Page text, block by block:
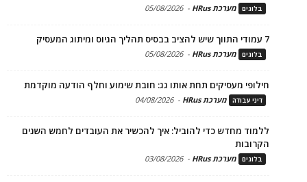
בלוגים מערכת HRus -
05/08/2026
7 עמודי התווך שיש להציב בבסיס תהליך הגיוס ומיתוג המעסיק
בלוגים מערכת HRus -
05/08/2026
חילופי מעסיקים תחת אותו גג: חובת שימוע וחלף הודעה מוקדמת
דיני עבודה מערכת HRus -
04/08/2026
ללמוד מחדש כדי להוביל: איך להכשיר את העובדים לחמש השנים
הקרובות
בלוגים מערכת HRus -
03/08/2026